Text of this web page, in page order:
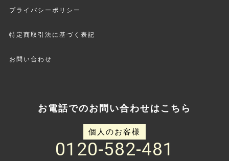
プライバシーポリシー
特定商取引法に基づく表記
お問い合わせ
お電話でのお問い合わせはこちら
個人のお客様
0120-582-481